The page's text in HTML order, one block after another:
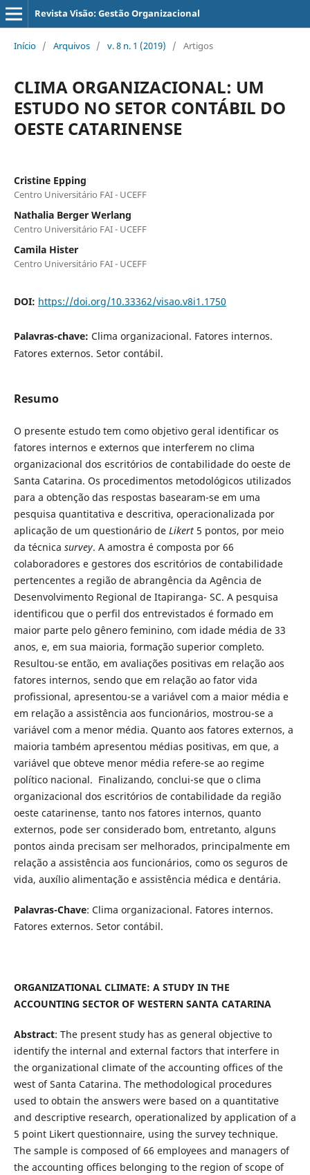
Revista Visão: Gestão Organizacional
Início / Arquivos / v. 8 n. 1 (2019) / Artigos
CLIMA ORGANIZACIONAL: UM
ESTUDO NO SETOR CONTÁBIL DO
OESTE CATARINENSE
Cristine Epping
Centro Universitário FAI - UCEFF
Nathalia Berger Werlang
Centro Universitário FAI - UCEFF
Camila Hister
Centro Universitário FAI - UCEFF
DOI: https://doi.org/10.33362/visao.v8i1.1750
Palavras-chave: Clima organizacional. Fatores internos.
Fatores externos. Setor contábil.
Resumo
O presente estudo tem como objetivo geral identificar os
fatores internos e externos que interferem no clima
organizacional dos escritórios de contabilidade do oeste de
Santa Catarina. Os procedimentos metodológicos utilizados
para a obtenção das respostas basearam-se em uma
pesquisa quantitativa e descritiva, operacionalizada por
aplicação de um questionário de Likert 5 pontos, por meio
da técnica survey. A amostra é composta por 66
colaboradores e gestores dos escritórios de contabilidade
pertencentes a região de abrangência da Agência de
Desenvolvimento Regional de Itapiranga- SC. A pesquisa
identificou que o perfil dos entrevistados é formado em
maior parte pelo gênero feminino, com idade média de 33
anos, e, em sua maioria, formação superior completo.
Resultou-se então, em avaliações positivas em relação aos
fatores internos, sendo que em relação ao fator vida
profissional, apresentou-se a variável com a maior média e
em relação a assistência aos funcionários, mostrou-se a
variável com a menor média. Quanto aos fatores externos, a
maioria também apresentou médias positivas, em que, a
variável que obteve menor média refere-se ao regime
político nacional. Finalizando, conclui-se que o clima
organizacional dos escritórios de contabilidade da região
oeste catarinense, tanto nos fatores internos, quanto
externos, pode ser considerado bom, entretanto, alguns
pontos ainda precisam ser melhorados, principalmente em
relação a assistência aos funcionários, como os seguros de
vida, auxílio alimentação e assistência médica e dentária.
Palavras-Chave: Clima organizacional. Fatores internos.
Fatores externos. Setor contábil.
ORGANIZATIONAL CLIMATE: A STUDY IN THE
ACCOUNTING SECTOR OF WESTERN SANTA CATARINA
Abstract: The present study has as general objective to
identify the internal and external factors that interfere in
the organizational climate of the accounting offices of the
west of Santa Catarina. The methodological procedures
used to obtain the answers were based on a quantitative
and descriptive research, operationalized by application of a
5 point Likert questionnaire, using the survey technique.
The sample is composed of 66 employees and managers of
the accounting offices belonging to the region of scope of